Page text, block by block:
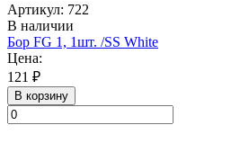
Артикул: 722
В наличии
Бор FG 1, 1шт. /SS White
Цена:
121 ₽
В корзину